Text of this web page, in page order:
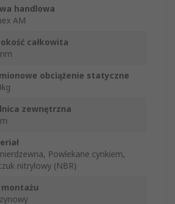
handlowa
AM
całkowita
obciążenie statyczne
zewnętrzna
Powlekane cynkiem,
nitrylowy (NBR)